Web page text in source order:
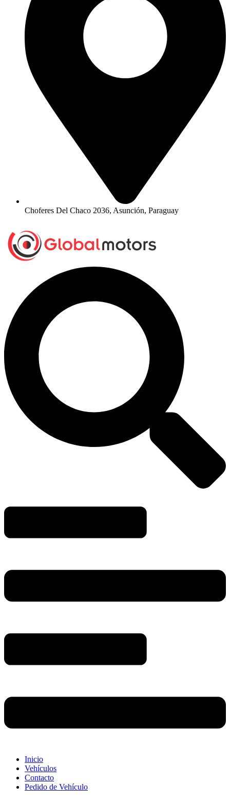
Choferes Del Chaco 2036, Asunción, Paraguay
Inicio
Vehículos
Contacto
Pedido de Vehículo